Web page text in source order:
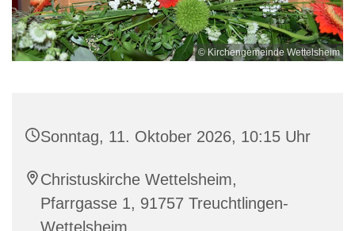
© Kirchengemeinde Wettelsheim
Sonntag, 11. Oktober 2026, 10:15 Uhr
Christuskirche Wettelsheim,
Pfarrgasse 1, 91757 Treuchtlingen-
Wettelsheim